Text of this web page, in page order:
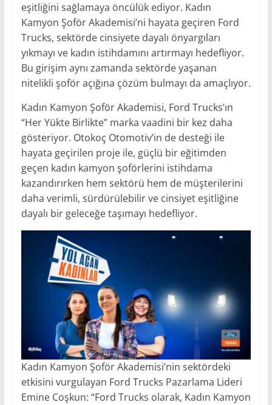
eşitliğini sağlamaya öncülük ediyor. Kadın
Kamyon Şoför Akademisi’ni hayata geçiren Ford
Trucks, sektörde cinsiyete dayalı önyargıları
yıkmayı ve kadın istihdamını artırmayı hedefliyor.
Bu girişim aynı zamanda sektörde yaşanan
nitelikli şoför açığına çözüm bulmayı da amaçlıyor.
Kadın Kamyon Şoför Akademisi, Ford Trucks’ın
“Her Yükte Birlikte” marka vaadini bir kez daha
gösteriyor. Otokoç Otomotiv’in de desteği ile
hayata geçirilen proje ile, güçlü bir eğitimden
geçen kadın kamyon şoförlerini istihdama
kazandırırken hem sektörü hem de müşterilerini
daha verimli, sürdürülebilir ve cinsiyet eşitliğine
dayalı bir geleceğe taşımayı hedefliyor.
Kadın Kamyon Şoför Akademisi’nin sektördeki
etkisini vurgulayan Ford Trucks Pazarlama Lideri
Emine Coşkun: “Ford Trucks olarak, Kadın Kamyon